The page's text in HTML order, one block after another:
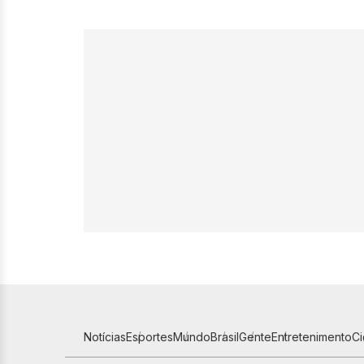
NotíciasEsportesMundoBrasilGenteEntretenimento